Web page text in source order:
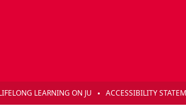
LEARNING ON JU ACCESSIBILITY